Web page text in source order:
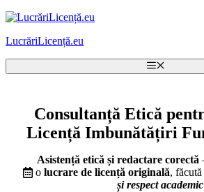
Sari
conținut
LucrăriLicență.eu
Consultanță Etică
Licență Imbunătățiri
Asistență etică și redactare corectă
o lucrare de licență originală, făcută
și respect academic